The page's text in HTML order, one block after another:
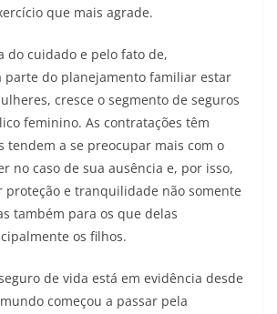
que mais agrade.
do cuidado e pelo fato de,
parte do planejamento familiar estar
cresce o segmento de seguros
feminino. As contratações têm
tendem a se preocupar mais com o
no caso de sua ausência e, por isso,
proteção e tranquilidade não somente
também para os que delas
os filhos.
de vida está em evidência desde
começou a passar pela